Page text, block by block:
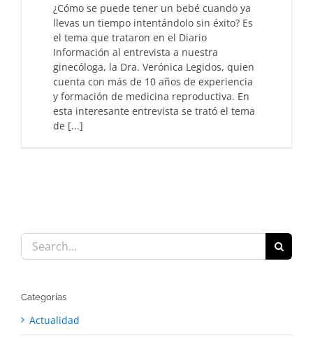
¿Cómo se puede tener un bebé cuando ya
llevas un tiempo intentándolo sin éxito? Es
el tema que trataron en el Diario
Información al entrevista a nuestra
ginecóloga, la Dra. Verónica Legidos, quien
cuenta con más de 10 años de experiencia
y formación de medicina reproductiva. En
esta interesante entrevista se trató el tema
de [...]
Search
for:
Categorías
Actualidad